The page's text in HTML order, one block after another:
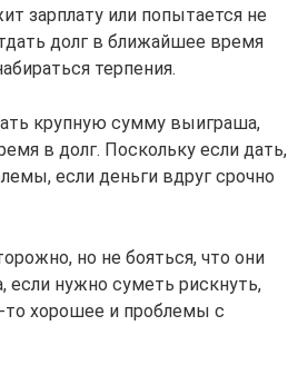
зарплату или попытается не
долг в ближайшее время
терпения.
крупную сумму выиграша,
в долг. Поскольку если дать,
если деньги вдруг срочно
но не бояться, что они
если нужно суметь рискнуть,
то хорошее и проблемы с